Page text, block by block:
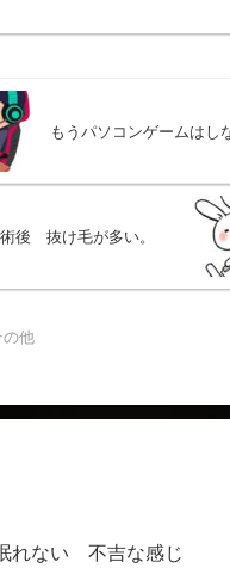
もうパソコンゲームはし
後 抜け毛が多い。
の他
れない 不吉な感じ